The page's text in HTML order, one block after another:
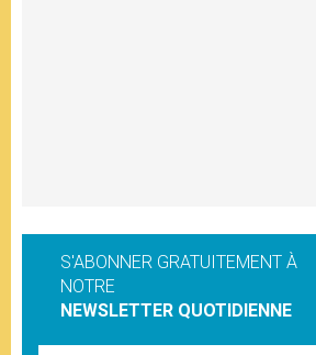
S'ABONNER GRATUITEMENT À
NOTRE
NEWSLETTER QUOTIDIENNE